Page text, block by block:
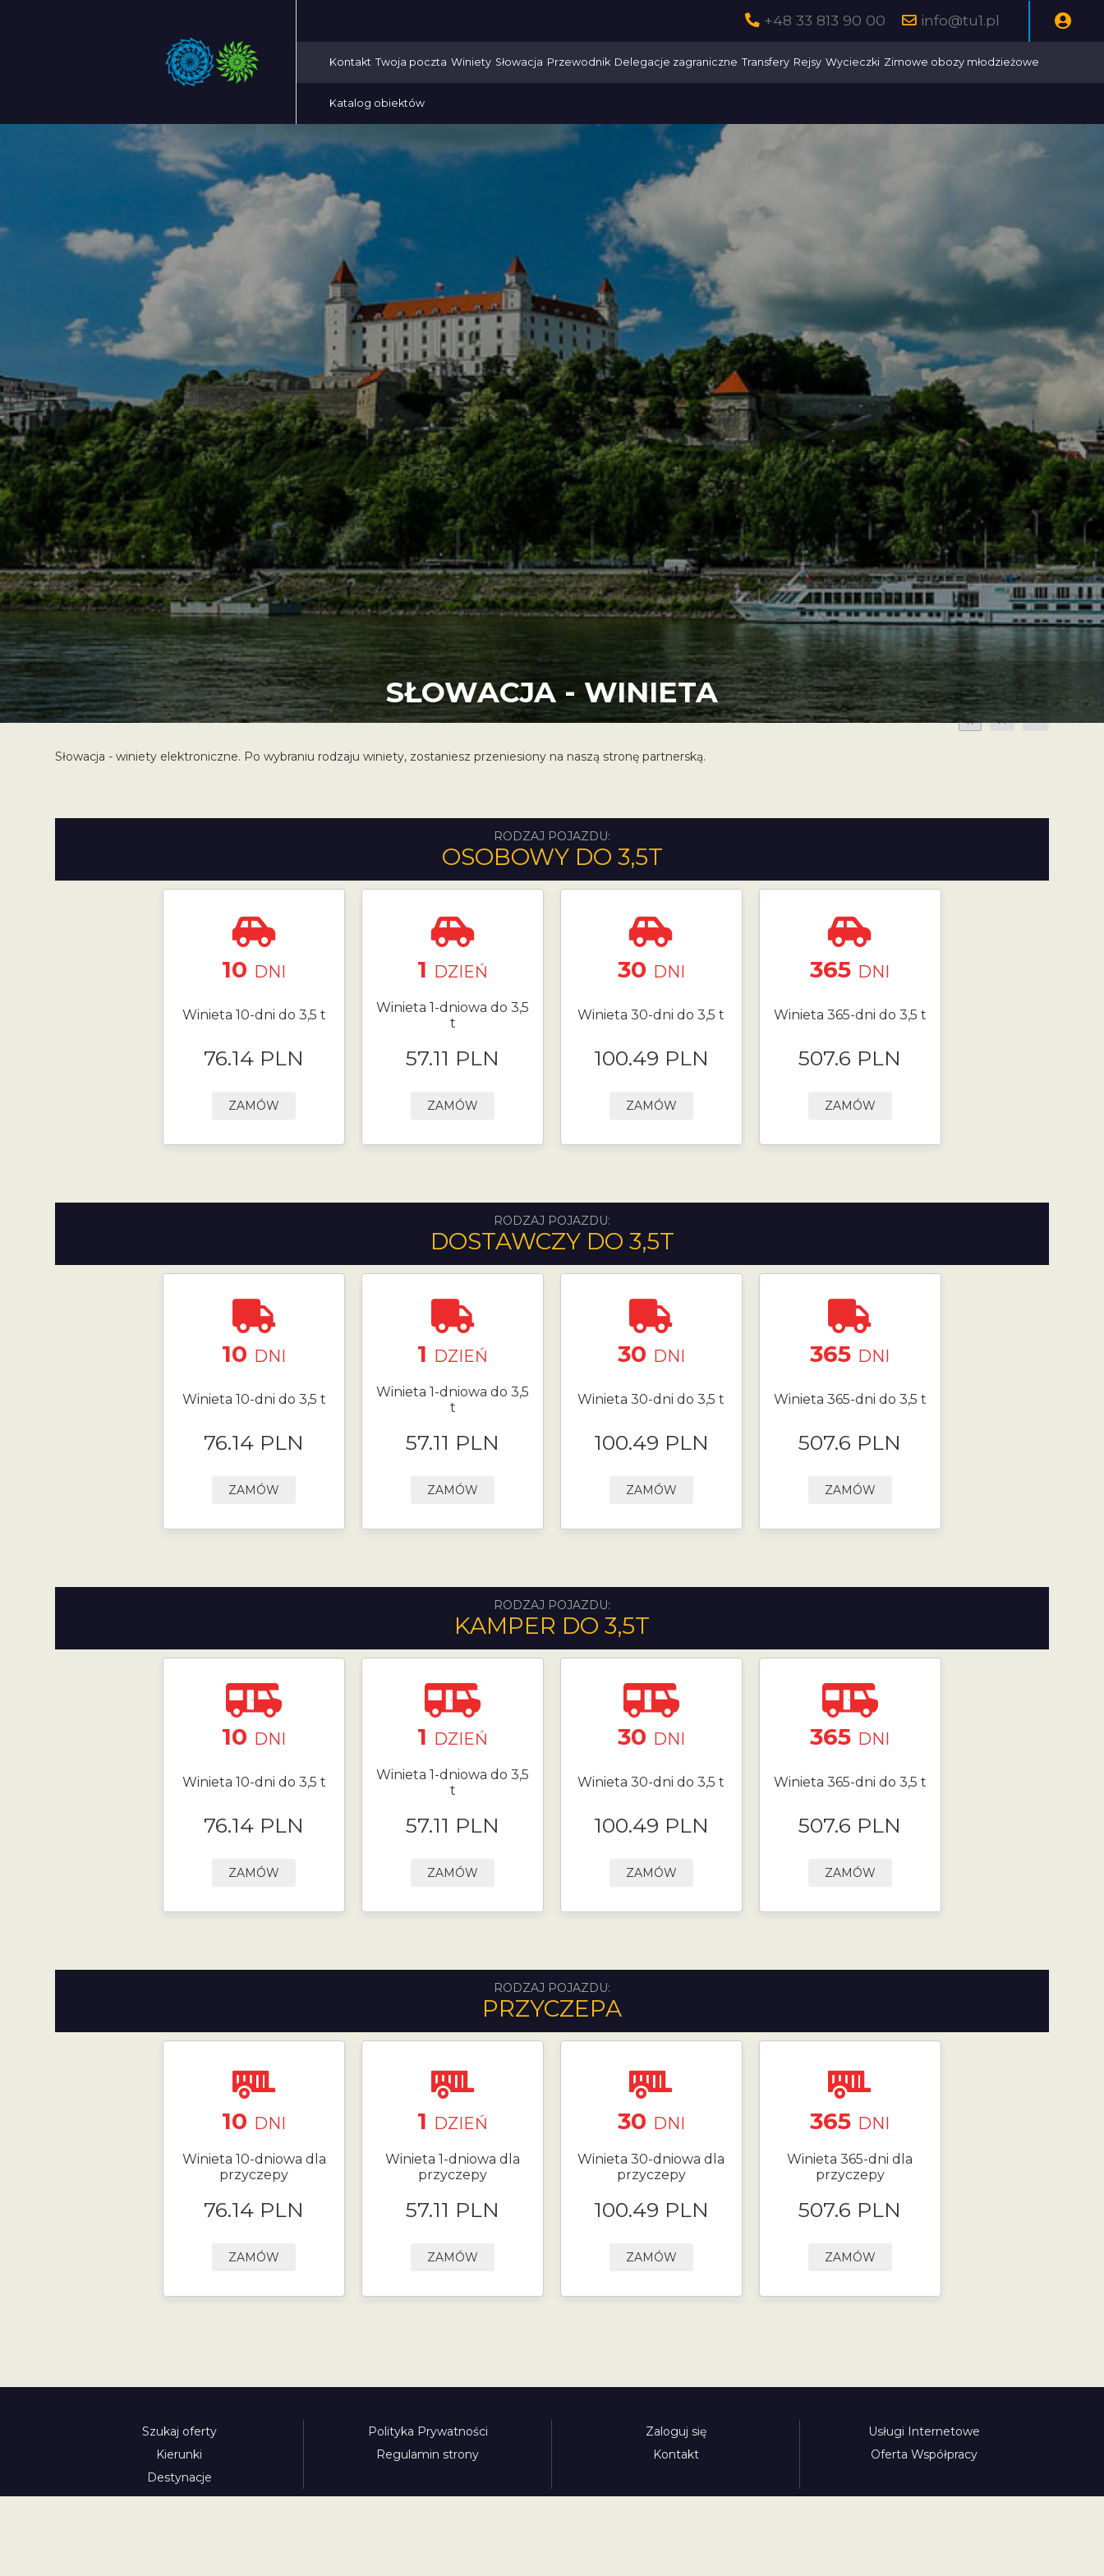
+48 33 813 90 00 info@tu1.pl
Kontakt Twoja poczta Winiety Słowacja Przewodnik Delegacje zagraniczne Transfery Rejsy Wycieczki Zimowe obozy młodzieżowe
Katalog obiektów
SŁOWACJA - WINIETA
A A
Słowacja - winiety elektroniczne. Po wybraniu rodzaju winiety, zostaniesz przeniesiony na naszą stronę partnerską.
RODZAJ POJAZDU:
OSOBOWY DO 3,5T
10 DNI
Winieta 10-dni do 3,5 t
76.14 PLN
ZAMÓW
1 DZIEŃ
Winieta 1-dniowa do 3,5
t
57.11 PLN
ZAMÓW
30 DNI
Winieta 30-dni do 3,5 t
100.49 PLN
ZAMÓW
365 DNI
Winieta 365-dni do 3,5 t
507.6 PLN
ZAMÓW
RODZAJ POJAZDU:
DOSTAWCZY DO 3,5T
10 DNI
Winieta 10-dni do 3,5 t
76.14 PLN
ZAMÓW
1 DZIEŃ
Winieta 1-dniowa do 3,5
t
57.11 PLN
ZAMÓW
30 DNI
Winieta 30-dni do 3,5 t
100.49 PLN
ZAMÓW
365 DNI
Winieta 365-dni do 3,5 t
507.6 PLN
ZAMÓW
RODZAJ POJAZDU:
KAMPER DO 3,5T
10 DNI
Winieta 10-dni do 3,5 t
76.14 PLN
ZAMÓW
1 DZIEŃ
Winieta 1-dniowa do 3,5
t
57.11 PLN
ZAMÓW
30 DNI
Winieta 30-dni do 3,5 t
100.49 PLN
ZAMÓW
365 DNI
Winieta 365-dni do 3,5 t
507.6 PLN
ZAMÓW
RODZAJ POJAZDU:
PRZYCZEPA
10 DNI
Winieta 10-dniowa dla
przyczepy
76.14 PLN
ZAMÓW
1 DZIEŃ
Winieta 1-dniowa dla
przyczepy
57.11 PLN
ZAMÓW
30 DNI
Winieta 30-dniowa dla
przyczepy
100.49 PLN
ZAMÓW
365 DNI
Winieta 365-dni dla
przyczepy
507.6 PLN
ZAMÓW
Szukaj oferty
Kierunki
Destynacje
Polityka Prywatności
Regulamin strony
Zaloguj się
Kontakt
Usługi Internetowe
Oferta Współpracy